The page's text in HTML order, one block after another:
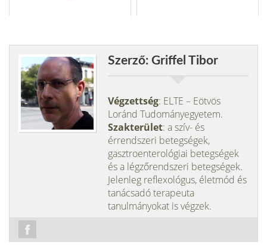
Szerző: Griffel Tibor
Végzettség: ELTE – Eötvös
Loránd Tudományegyetem.
Szakterület: a szív- és
érrendszeri betegségek,
gasztroenterológiai betegségek
és a légzőrendszeri betegségek.
Jelenleg reflexológus, életmód és
tanácsadó terapeuta
tanulmányokat is végzek.